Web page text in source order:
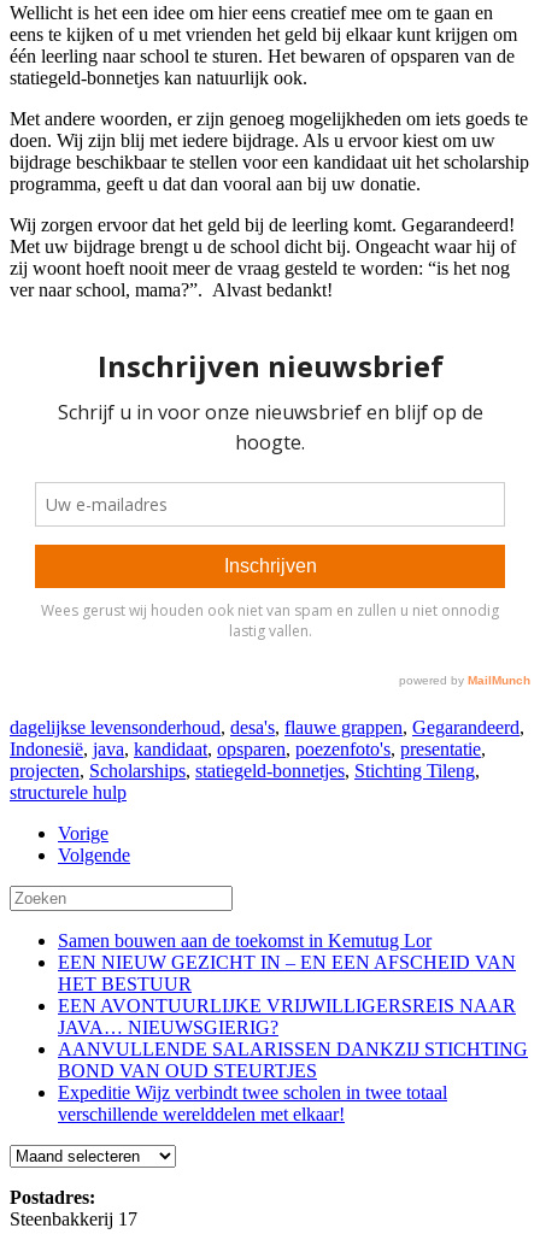
Wellicht is het een idee om hier eens creatief mee om te gaan en
eens te kijken of u met vrienden het geld bij elkaar kunt krijgen om
één leerling naar school te sturen. Het bewaren of opsparen van de
statiegeld-bonnetjes kan natuurlijk ook.
Met andere woorden, er zijn genoeg mogelijkheden om iets goeds te
doen. Wij zijn blij met iedere bijdrage. Als u ervoor kiest om uw
bijdrage beschikbaar te stellen voor een kandidaat uit het scholarship
programma, geeft u dat dan vooral aan bij uw donatie.
Wij zorgen ervoor dat het geld bij de leerling komt. Gegarandeerd!
Met uw bijdrage brengt u de school dicht bij. Ongeacht waar hij of
zij woont hoeft nooit meer de vraag gesteld te worden: “is het nog
ver naar school, mama?”. Alvast bedankt!
dagelijkse levensonderhoud, desa's, flauwe grappen, Gegarandeerd,
Indonesië, java, kandidaat, opsparen, poezenfoto's, presentatie,
projecten, Scholarships, statiegeld-bonnetjes, Stichting Tileng,
structurele hulp
Vorige
Volgende
Samen bouwen aan de toekomst in Kemutug Lor
EEN NIEUW GEZICHT IN – EN EEN AFSCHEID VAN
HET BESTUUR
EEN AVONTUURLIJKE VRIJWILLIGERSREIS NAAR
JAVA… NIEUWSGIERIG?
AANVULLENDE SALARISSEN DANKZIJ STICHTING
BOND VAN OUD STEURTJES
Expeditie Wijz verbindt twee scholen in twee totaal
verschillende werelddelen met elkaar!
Blog
Postadres:
Steenbakkerij 17